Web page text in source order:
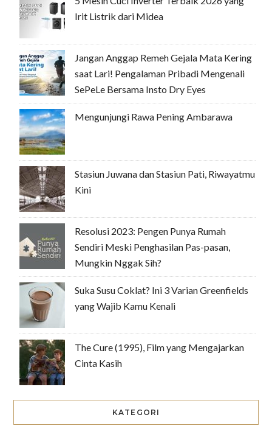
Irit Listrik dari Midea
Jangan Anggap Remeh Gejala Mata Kering
saat Lari! Pengalaman Pribadi Mengenali
SePeLe Bersama Insto Dry Eyes
Mengunjungi Rawa Pening Ambarawa
Stasiun Juwana dan Stasiun Pati, Riwayatmu
Kini
Resolusi 2023: Pengen Punya Rumah
Sendiri Meski Penghasilan Pas-pasan,
Mungkin Nggak Sih?
Suka Susu Coklat? Ini 3 Varian Greenfields
yang Wajib Kamu Kenali
The Cure (1995), Film yang Mengajarkan
Cinta Kasih
KATEGORI